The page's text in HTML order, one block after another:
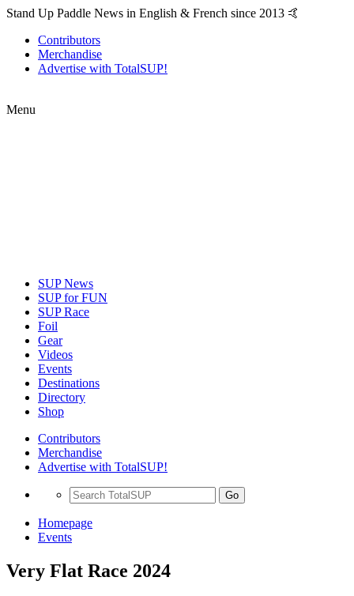
Stand Up Paddle News in English & French since 2013 🤙
Contributors
Merchandise
Advertise with TotalSUP!
Menu
SUP News
SUP for FUN
SUP Race
Foil
Gear
Videos
Events
Destinations
Directory
Shop
Contributors
Merchandise
Advertise with TotalSUP!
Go
Homepage
Events
Very Flat Race 2024